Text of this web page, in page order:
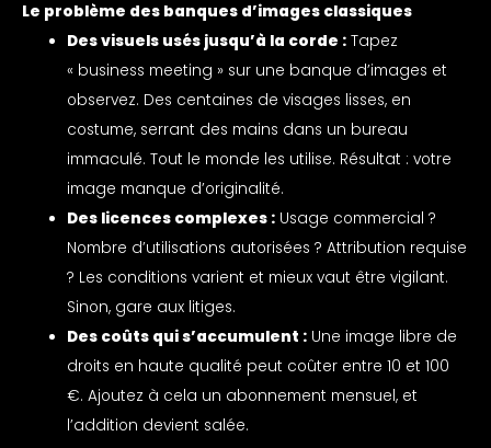
Le problème des banques d’images classiques
Des visuels usés jusqu’à la corde : Tapez
« business meeting » sur une banque d’images et
observez. Des centaines de visages lisses, en
costume, serrant des mains dans un bureau
immaculé. Tout le monde les utilise. Résultat : votre
image manque d’originalité.
Des licences complexes : Usage commercial ?
Nombre d’utilisations autorisées ? Attribution requise
? Les conditions varient et mieux vaut être vigilant.
Sinon, gare aux litiges.
Des coûts qui s’accumulent : Une image libre de
droits en haute qualité peut coûter entre 10 et 100
€. Ajoutez à cela un abonnement mensuel, et
l’addition devient salée.